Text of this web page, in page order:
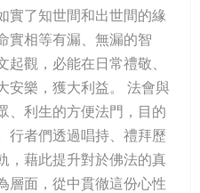
實了知世間和出世間的緣
實相等有漏、無漏的智
觀，必能在日常禮敬、
安樂，獲大利益。 法會與
、利生的方便法門，目的
行者們透過唱持、禮拜歷
，藉此提升對於佛法的真
層面，從中貫徹這份心性